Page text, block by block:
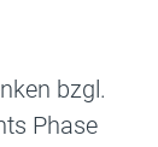
bzgl.
Phase